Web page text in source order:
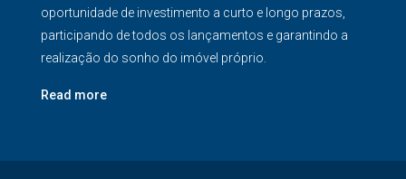
oportunidade de investimento a curto e longo prazos,
participando de todos os lançamentos e garantindo a
realização do sonho do imóvel próprio.
Read more